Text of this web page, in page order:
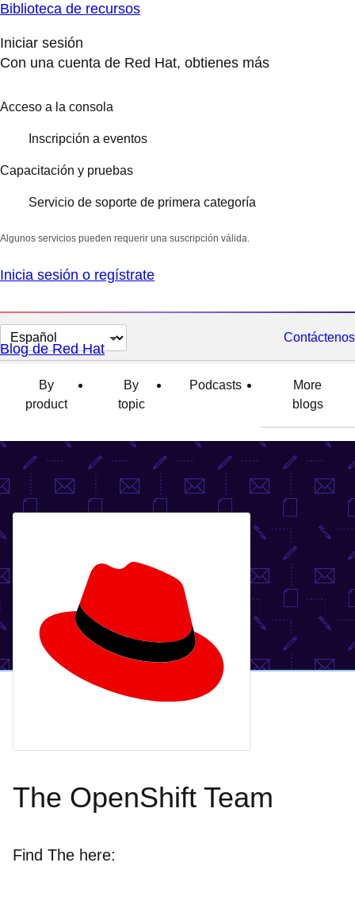
Biblioteca de recursos
Iniciar sesión
Con una cuenta de Red Hat, obtienes más
Acceso a la consola
Inscripción a eventos
Capacitación y pruebas
Servicio de soporte de primera categoría
Algunos servicios pueden requerir una suscripción válida.
Inicia sesión o regístrate
Cambiar
el
idioma
Contáctenos
Blog de Red Hat
By
product
By
topic
Podcasts
More
blogs
The OpenShift Team
Find The here: